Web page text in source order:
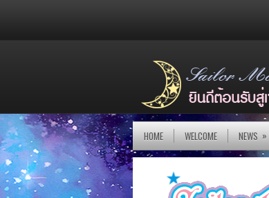
HOME WELCOME NEWS »